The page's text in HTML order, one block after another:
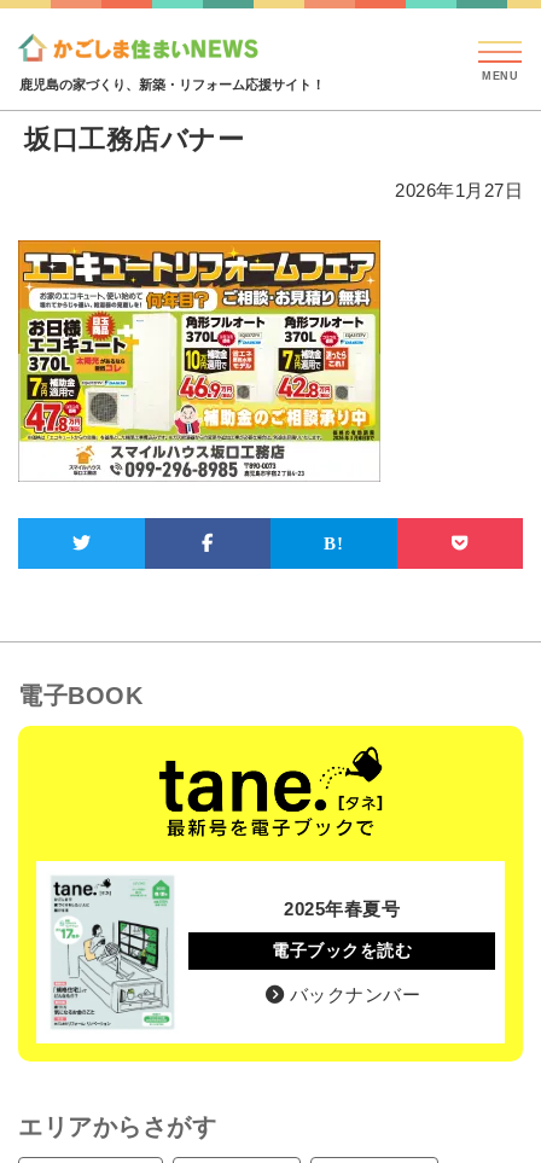
鹿児島の家づくり、新築・リフォーム応援サイト！
坂口工務店バナー
2026年1月27日
電子BOOK
2025年春夏号
電子ブックを読む
バックナンバー
エリアからさがす